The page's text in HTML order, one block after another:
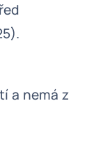
a nemá z